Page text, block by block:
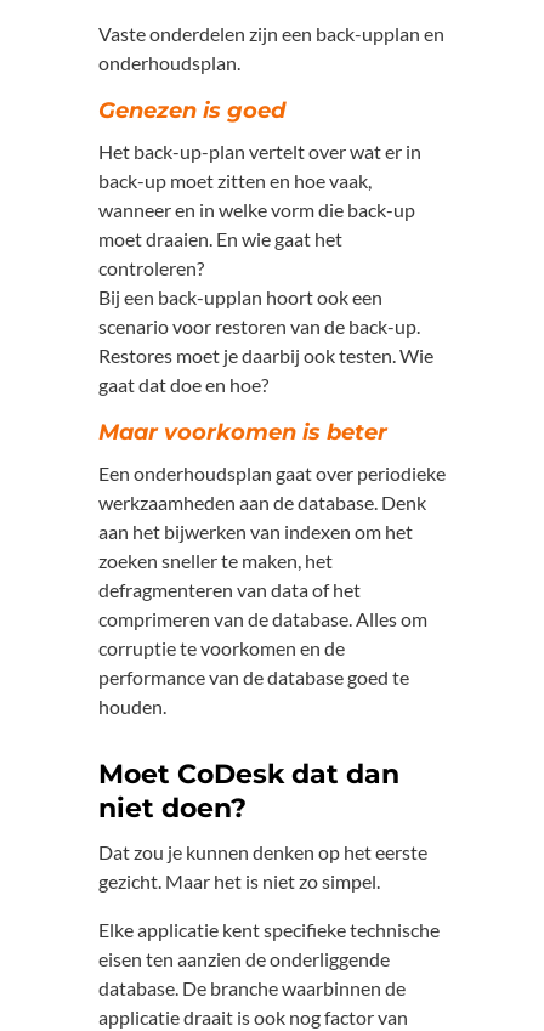
Vaste onderdelen zijn een back-upplan en
onderhoudsplan.
Genezen is goed
Het back-up-plan vertelt over wat er in
back-up moet zitten en hoe vaak,
wanneer en in welke vorm die back-up
moet draaien. En wie gaat het
controleren?
Bij een back-upplan hoort ook een
scenario voor restoren van de back-up.
Restores moet je daarbij ook testen. Wie
gaat dat doe en hoe?
Maar voorkomen is beter
Een onderhoudsplan gaat over periodieke
werkzaamheden aan de database. Denk
aan het bijwerken van indexen om het
zoeken sneller te maken, het
defragmenteren van data of het
comprimeren van de database. Alles om
corruptie te voorkomen en de
performance van de database goed te
houden.
Moet CoDesk dat dan
niet doen?
Dat zou je kunnen denken op het eerste
gezicht. Maar het is niet zo simpel.
Elke applicatie kent specifieke technische
eisen ten aanzien de onderliggende
database. De branche waarbinnen de
applicatie draait is ook nog factor van